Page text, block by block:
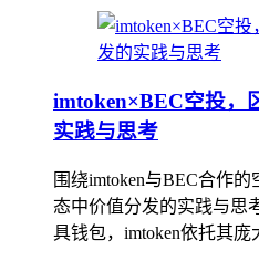
imtoken×BEC空投，
实践与思考
围绕imtoken与BEC合作
态中价值分发的实践与思
具钱包，imtoken依托其